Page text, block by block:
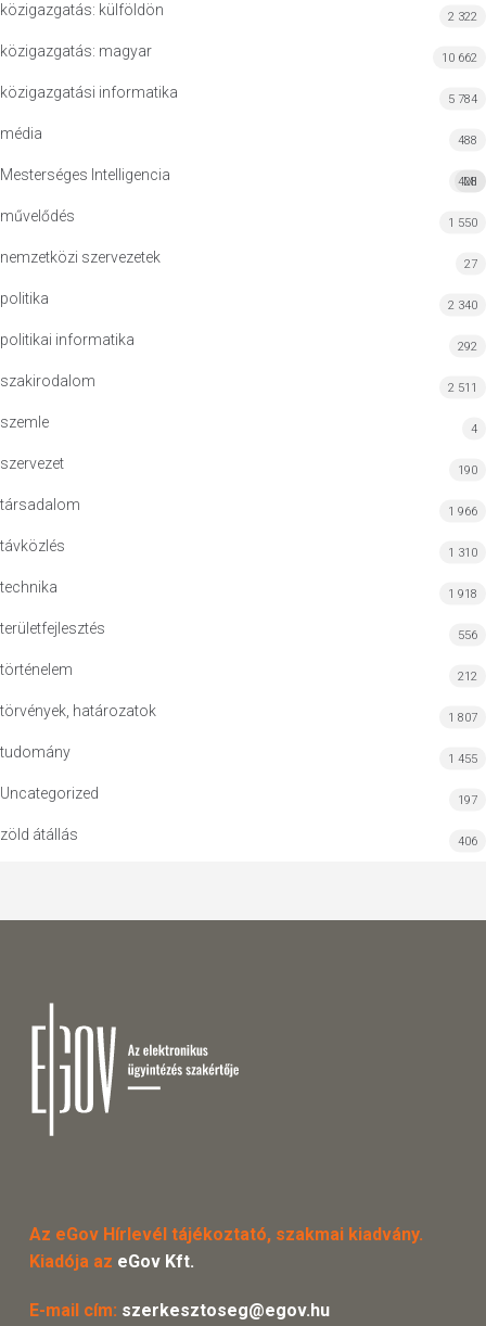
közigazgatás: külföldön 2 322
közigazgatás: magyar 10 662
közigazgatási informatika 5 784
média 488
Mesterséges Intelligencia MI
428
művelődés 1 550
nemzetközi szervezetek 27
politika 2 340
politikai informatika 292
szakirodalom 2 511
szemle 4
szervezet 190
társadalom 1 966
távközlés 1 310
technika 1 918
területfejlesztés 556
történelem 212
törvények, határozatok 1 807
tudomány 1 455
Uncategorized 197
zöld átállás 406
Az eGov Hírlevél tájékoztató, szakmai kiadvány.
Kiadója az eGov Kft.
E-mail cím: szerkesztoseg@egov.hu